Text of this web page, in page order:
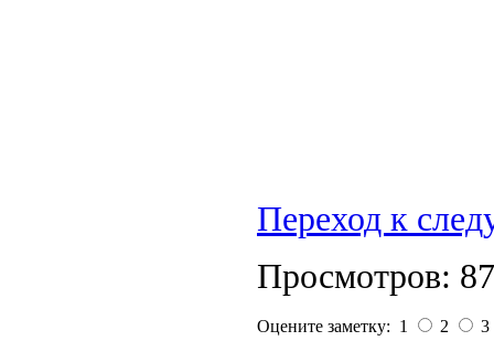
Переход к
Просмотров:
Оцените заметку: 1 2 3